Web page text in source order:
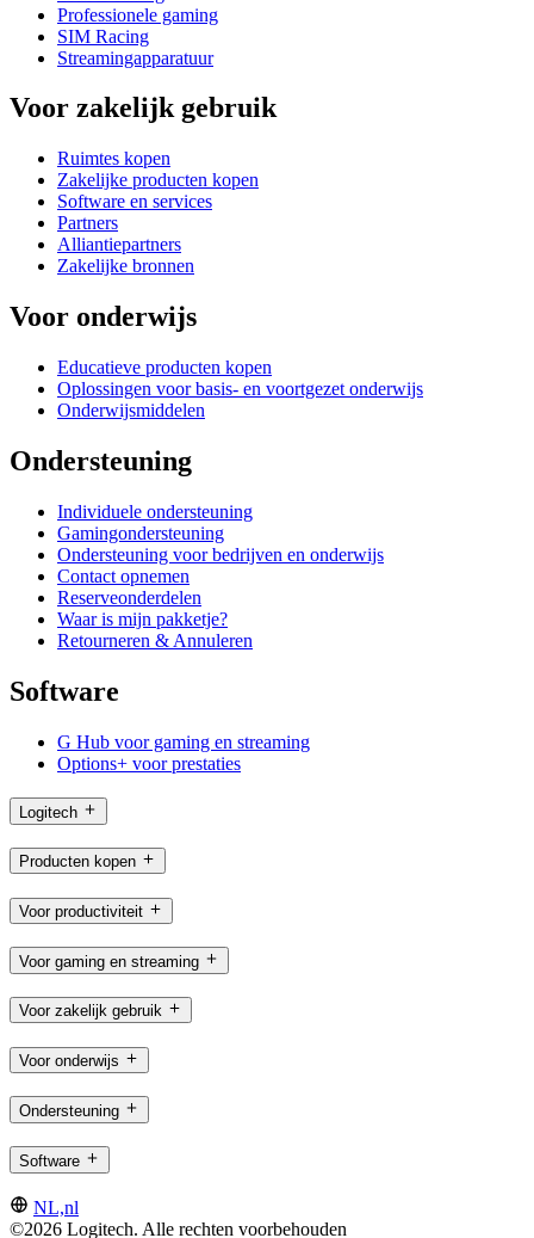
Professionele gaming
SIM Racing
Streamingapparatuur
Voor zakelijk gebruik
Ruimtes kopen
Zakelijke producten kopen
Software en services
Partners
Alliantiepartners
Zakelijke bronnen
Voor onderwijs
Educatieve producten kopen
Oplossingen voor basis- en voortgezet onderwijs
Onderwijsmiddelen
Ondersteuning
Individuele ondersteuning
Gamingondersteuning
Ondersteuning voor bedrijven en onderwijs
Contact opnemen
Reserveonderdelen
Waar is mijn pakketje?
Retourneren & Annuleren
Software
G Hub voor gaming en streaming
Options+ voor prestaties
Logitech
Producten kopen
Voor productiviteit
Voor gaming en streaming
Voor zakelijk gebruik
Voor onderwijs
Ondersteuning
Software
NL,nl
©2026 Logitech. Alle rechten voorbehouden